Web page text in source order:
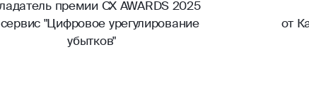
премии CX AWARDS 2025
"Цифровое урегулирование
убытков"
от